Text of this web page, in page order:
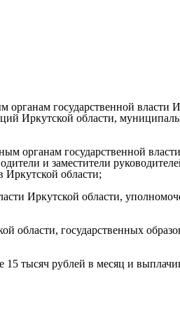
государственной власти
Иркутской области,
органам государственной
и заместители
Иркутской области;
Иркутской области,
области, государственных
тысяч рублей в месяц и